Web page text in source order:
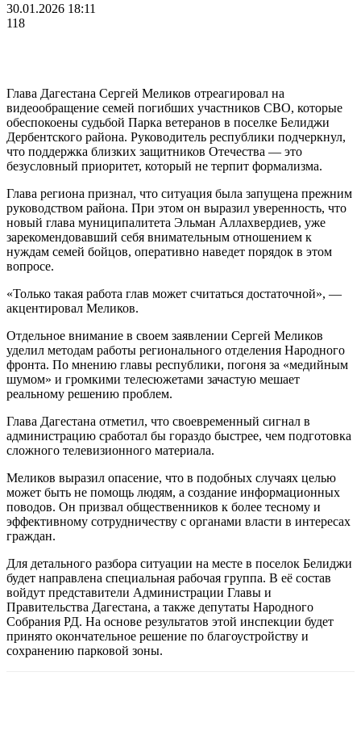
30.01.2026 18:11
118
Глава Дагестана Сергей Меликов отреагировал на
видеообращение семей погибших участников СВО, которые
обеспокоены судьбой Парка ветеранов в поселке Белиджи
Дербентского района. Руководитель республики подчеркнул,
что поддержка близких защитников Отечества — это
безусловный приоритет, который не терпит формализма.
Глава региона признал, что ситуация была запущена прежним
руководством района. При этом он выразил уверенность, что
новый глава муниципалитета Эльман Аллахвердиев, уже
зарекомендовавший себя внимательным отношением к
нуждам семей бойцов, оперативно наведет порядок в этом
вопросе.
«Только такая работа глав может считаться достаточной», —
акцентировал Меликов.
Отдельное внимание в своем заявлении Сергей Меликов
уделил методам работы регионального отделения Народного
фронта. По мнению главы республики, погоня за «медийным
шумом» и громкими телесюжетами зачастую мешает
реальному решению проблем.
Глава Дагестана отметил, что своевременный сигнал в
администрацию сработал бы гораздо быстрее, чем подготовка
сложного телевизионного материала.
Меликов выразил опасение, что в подобных случаях целью
может быть не помощь людям, а создание информационных
поводов. Он призвал общественников к более тесному и
эффективному сотрудничеству с органами власти в интересах
граждан.
Для детального разбора ситуации на месте в поселок Белиджи
будет направлена специальная рабочая группа. В её состав
войдут представители Администрации Главы и
Правительства Дагестана, а также депутаты Народного
Собрания РД. На основе результатов этой инспекции будет
принято окончательное решение по благоустройству и
сохранению парковой зоны.